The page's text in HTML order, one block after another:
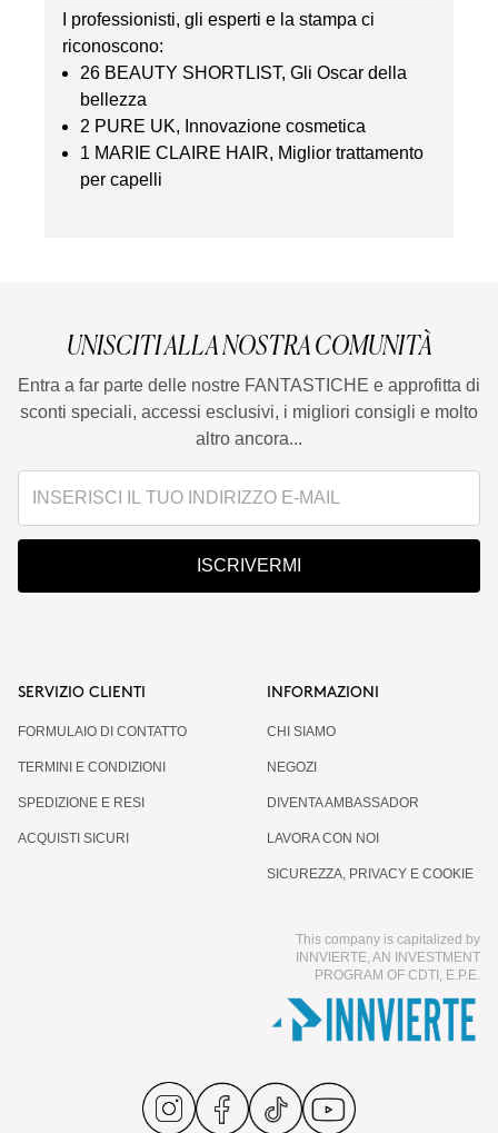
I professionisti, gli esperti e la stampa ci
riconoscono:
26 BEAUTY SHORTLIST, Gli Oscar della
bellezza
2 PURE UK, Innovazione cosmetica
1 MARIE CLAIRE HAIR, Miglior trattamento
per capelli
UNISCITI ALLA NOSTRA COMUNITÀ
Entra a far parte delle nostre FANTASTICHE e approfitta di
sconti speciali, accessi esclusivi, i migliori consigli e molto
altro ancora...
ISCRIVERMI
SERVIZIO CLIENTI
FORMULAIO DI CONTATTO
TERMINI E CONDIZIONI
SPEDIZIONE E RESI
ACQUISTI SICURI
INFORMAZIONI
CHI SIAMO
NEGOZI
DIVENTA AMBASSADOR
LAVORA CON NOI
SICUREZZA, PRIVACY E COOKIE
This company is capitalized by
INNVIERTE, AN INVESTMENT
PROGRAM OF CDTI, E.P.E.